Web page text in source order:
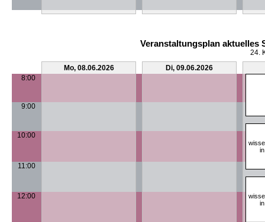
Veranstaltungsplan aktuelles
24.
Mo, 08.06.2026
Di, 09.06.2026
8:00
9:00
10:00
11:00
12:00